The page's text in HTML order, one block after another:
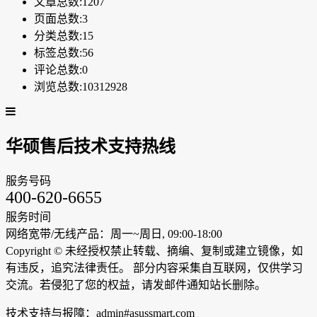
页面总数:3
分类总数:15
标签总数:56
评论总数:0
浏览总数:10312928
华硕售后技术支持热线
服务号码
400-620-6655
服务时间
网络宽带/无线产品：周一~周日, 09:00-18:00
Copyright © 未经授权禁止转载、摘编、复制或建立镜像，如
有违反，追究法律责任。 部分内容采集自互联网，仅供学习
交流。若侵犯了您的权益，请发邮件通知站长删除。
技术支持与报障：admin#asussmart.com